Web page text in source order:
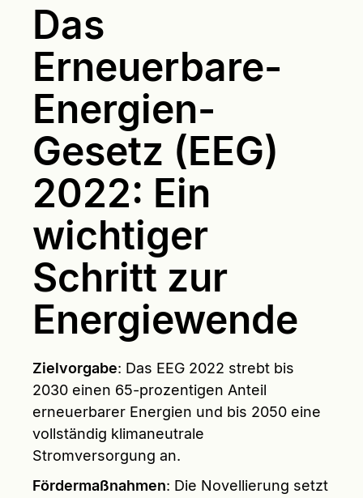
Das
Erneuerbare-
Energien-
Gesetz (EEG)
2022: Ein
wichtiger
Schritt zur
Energiewende
Zielvorgabe: Das EEG 2022 strebt bis
2030 einen 65-prozentigen Anteil
erneuerbarer Energien und bis 2050 eine
vollständig klimaneutrale
Stromversorgung an.
Fördermaßnahmen: Die Novellierung setzt